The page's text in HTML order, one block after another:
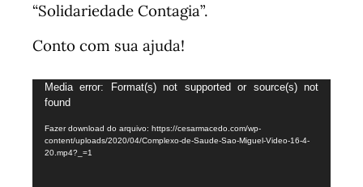
“Solidariedade Contagia”.
Conto com sua ajuda!
Tocador
de
vídeo
Media error: Format(s) not supported or source(s) not
found
Fazer download do arquivo: https://cesarmacedo.com/wp-
content/uploads/2020/04/Complexo-de-Saude-Sao-Miguel-Video-16-4-
20.mp4?_=1